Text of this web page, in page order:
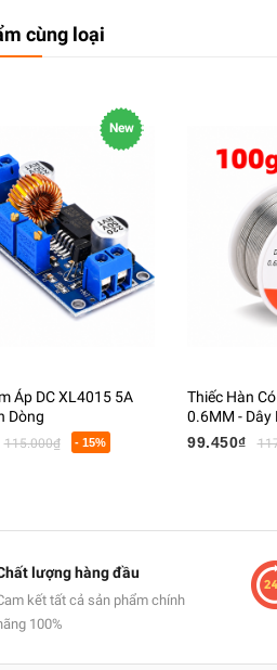
cùng loại
New
Áp DC XL4015 5A
Dòng
115.000₫ - 15%
Thiếc Hàn
0.6MM - Dây
Tử Có Lõi
99.450₫
lượng hàng đầu
kết tất cả sản phẩm chính
100%